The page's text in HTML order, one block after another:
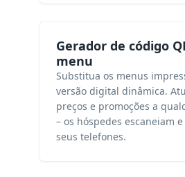
Gerador de código
menu
Substitua os menus
versão digital dinâmica.
preços e promoções a
– os hóspedes escaneiam
seus telefones.